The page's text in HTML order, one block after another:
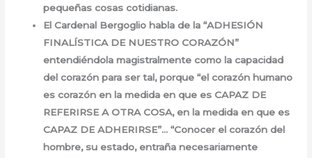
pequeñas cosas cotidianas.
El Cardenal Bergoglio habla de la “ADHESIÓN
FINALÍSTICA DE NUESTRO CORAZÓN”
entendiéndola magistralmente como la capacidad
del corazón para ser tal, porque “el corazón humano
es corazón en la medida en que es CAPAZ DE
REFERIRSE A OTRA COSA, en la medida en que es
CAPAZ DE ADHERIRSE”… “Conocer el corazón del
hombre, su estado, entraña necesariamente